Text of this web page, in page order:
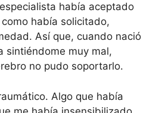
había aceptado
había solicitado,
Así que, cuando nació
sintiéndome muy mal,
no pudo soportarlo.
Algo que había